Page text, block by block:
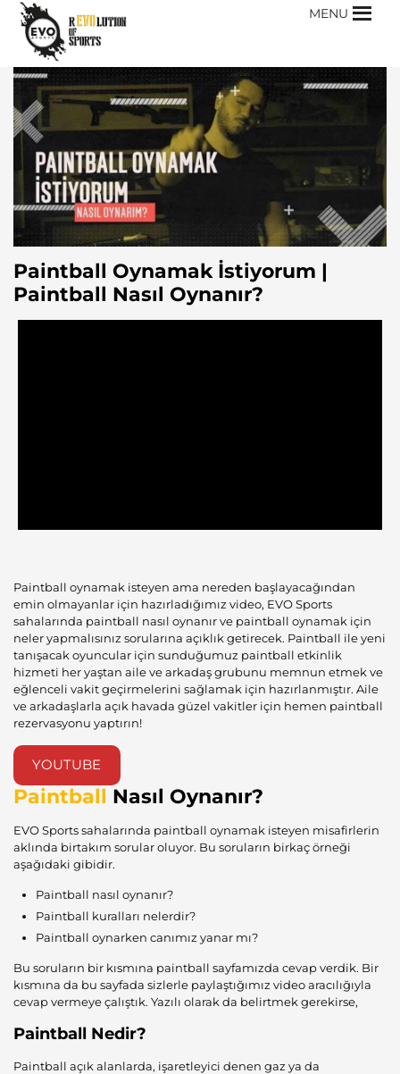
MENU
Paintball Oynamak İstiyorum |
Paintball Nasıl Oynanır?
Paintball oynamak isteyen ama nereden başlayacağından
emin olmayanlar için hazırladığımız video, EVO Sports
sahalarında paintball nasıl oynanır ve paintball oynamak için
neler yapmalısınız sorularına açıklık getirecek. Paintball ile yeni
tanışacak oyuncular için sunduğumuz paintball etkinlik
hizmeti her yaştan aile ve arkadaş grubunu memnun etmek ve
eğlenceli vakit geçirmelerini sağlamak için hazırlanmıştır. Aile
ve arkadaşlarla açık havada güzel vakitler için hemen paintball
rezervasyonu yaptırın!
YOUTUBE
Paintball Nasıl Oynanır?
EVO Sports sahalarında paintball oynamak isteyen misafirlerin
aklında birtakım sorular oluyor. Bu soruların birkaç örneği
aşağıdaki gibidir.
Paintball nasıl oynanır?
Paintball kuralları nelerdir?
Paintball oynarken canımız yanar mı?
Bu soruların bir kısmına paintball sayfamızda cevap verdik. Bir
kısmına da bu sayfada sizlerle paylaştığımız video aracılığıyla
cevap vermeye çalıştık. Yazılı olarak da belirtmek gerekirse,
Paintball Nedir?
Paintball açık alanlarda, işaretleyici denen gaz ya da